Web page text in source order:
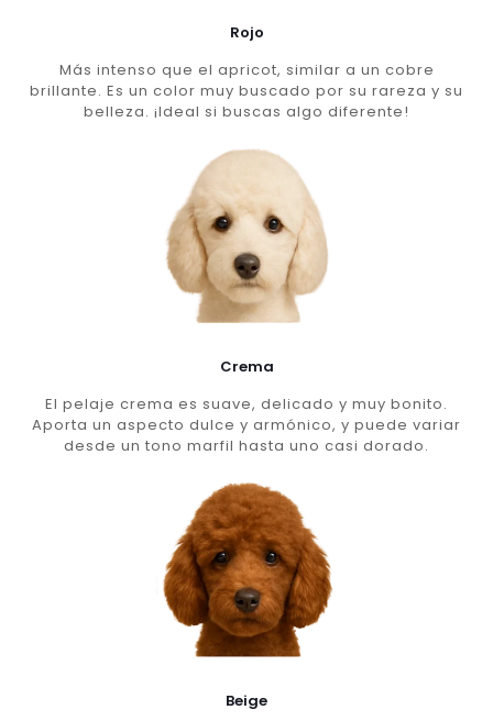
Rojo
Más intenso que el apricot, similar a un cobre
brillante. Es un color muy buscado por su rareza y su
belleza. ¡Ideal si buscas algo diferente!
Crema
El pelaje crema es suave, delicado y muy bonito.
Aporta un aspecto dulce y armónico, y puede variar
desde un tono marfil hasta uno casi dorado.
Beige